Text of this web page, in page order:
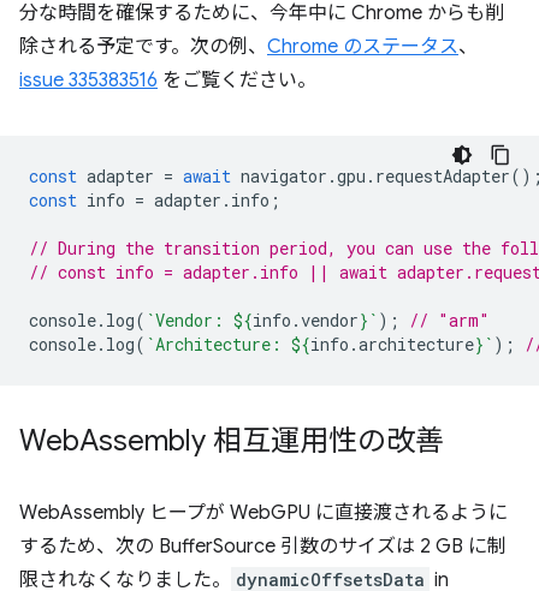
分な時間を確保するために、今年中に Chrome からも削
除される予定です。次の例、 Chrome のステータス、
issue 335383516 をご覧ください。
const adapter = await navigator .gpu . requestAdapter
const info = adapter . info ;
// During the transition period, you can use the
// const info = adapter.info || await
console. log( `Vendor: ${info .vendor} ` );
// "arm"
console. log( `Architecture: ${info .architecture} ` );
WebAssembly 相互運用性の改善
WebAssembly ヒープが WebGPU に直接渡されるように
するため、次の BufferSource 引数のサイズは 2 GB に制
限されなくなりました。
dynamicOffsetsData in